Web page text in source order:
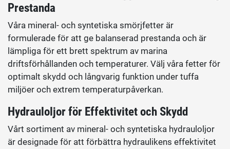
Prestanda
Våra mineral- och syntetiska smörjfetter är
formulerade för att ge balanserad prestanda och är
lämpliga för ett brett spektrum av marina
driftsförhållanden och temperaturer. Välj våra fetter för
optimalt skydd och långvarig funktion under tuffa
miljöer och extrem temperaturpåverkan.
Hydrauloljor för Effektivitet och Skydd
Vårt sortiment av mineral- och syntetiska hydrauloljor
är designade för att förbättra hydraulikens effektivitet